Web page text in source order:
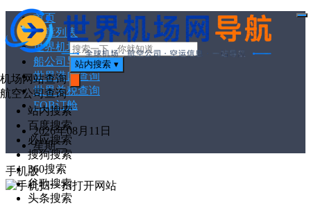
首页
文章列表
世界机场代码
船公司导航
世界港口查询
世界关税查询
FOB订舱
2026年08月11日
星期二
机场网站查询
航空公司查询
站内搜索 ▾
站内搜索
百度搜索
必应搜索
搜狗搜索
360搜索
谷歌搜索
头条搜索
搜
索
手机版
打